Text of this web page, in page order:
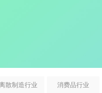
散制造行业 消费品行业